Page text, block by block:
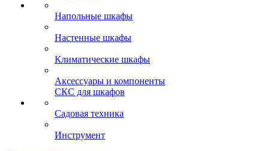
Напольные шкафы
Настенные шкафы
Климатические шкафы
Аксессуары и компоненты
СКС для шкафов
Садовая техника
Инструмент